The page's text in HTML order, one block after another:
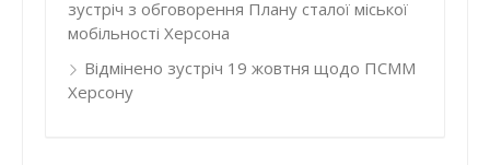
зустріч з обговорення Плану сталої міської
мобільності Херсона
Відмінено зустріч 19 жовтня щодо ПСММ
Херсону